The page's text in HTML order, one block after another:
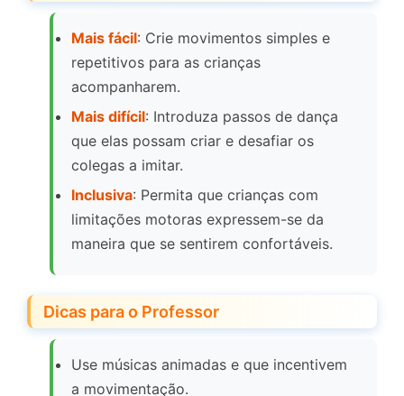
Mais fácil: Crie movimentos simples e
repetitivos para as crianças
acompanharem.
Mais difícil: Introduza passos de dança
que elas possam criar e desafiar os
colegas a imitar.
Inclusiva: Permita que crianças com
limitações motoras expressem-se da
maneira que se sentirem confortáveis.
Dicas para o Professor
Use músicas animadas e que incentivem
a movimentação.